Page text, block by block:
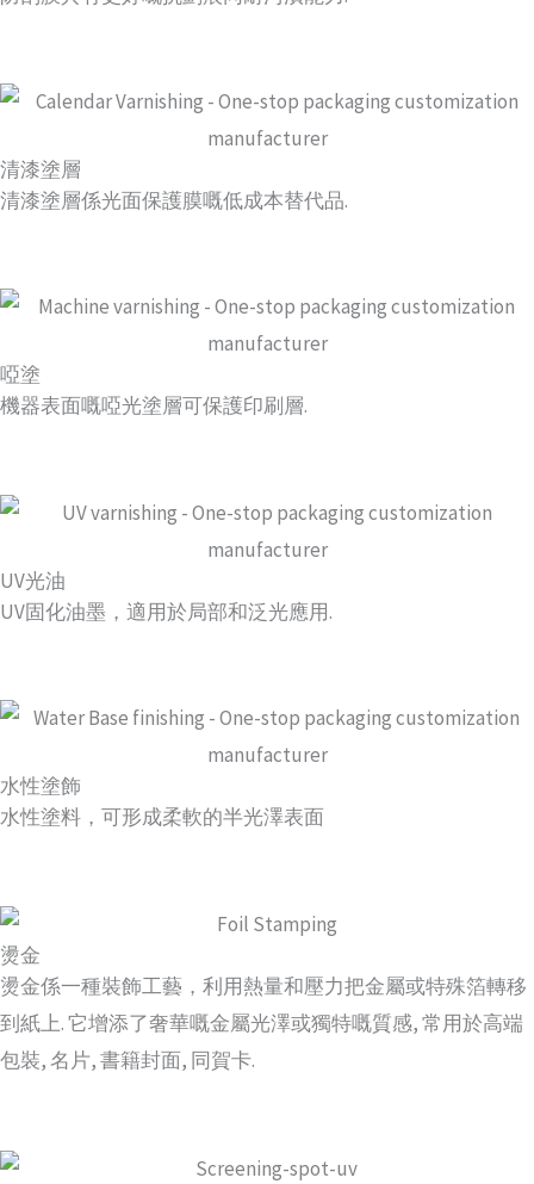
清漆塗層
清漆塗層係光面保護膜嘅低成本替代品.
啞塗
機器表面嘅啞光塗層可保護印刷層.
UV光油
UV固化油墨，適用於局部和泛光應用.
水性塗飾
水性塗料，可形成柔軟的半光澤表面
燙金
燙金係一種裝飾工藝，利用熱量和壓力把金屬或特殊箔轉移
到紙上. 它增添了奢華嘅金屬光澤或獨特嘅質感, 常用於高端
包裝, 名片, 書籍封面, 同賀卡.